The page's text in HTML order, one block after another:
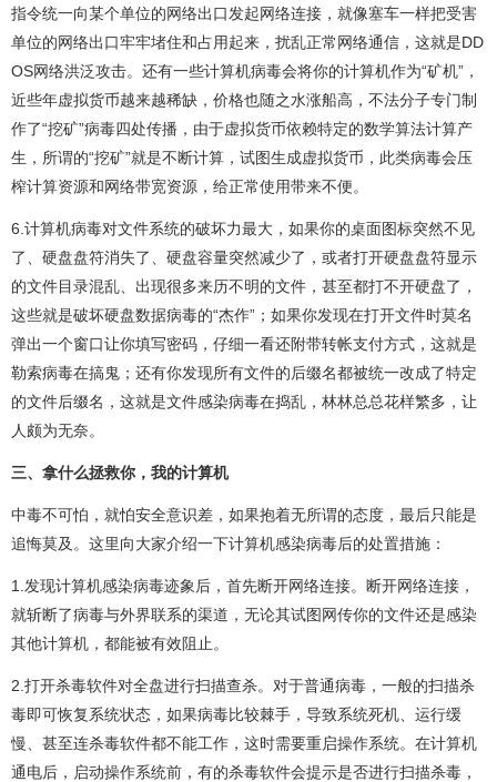
指令统一向某个单位的网络出口发起网络连接，就像塞车一样把受害
单位的网络出口牢牢堵住和占用起来，扰乱正常网络通信，这就是DD
OS网络洪泛攻击。还有一些计算机病毒会将你的计算机作为“矿机”，
近些年虚拟货币越来越稀缺，价格也随之水涨船高，不法分子专门制
作了“挖矿”病毒四处传播，由于虚拟货币依赖特定的数学算法计算产
生，所谓的“挖矿”就是不断计算，试图生成虚拟货币，此类病毒会压
榨计算资源和网络带宽资源，给正常使用带来不便。
6.计算机病毒对文件系统的破坏力最大，如果你的桌面图标突然不见
了、硬盘盘符消失了、硬盘容量突然减少了，或者打开硬盘盘符显示
的文件目录混乱、出现很多来历不明的文件，甚至都打不开硬盘了，
这些就是破坏硬盘数据病毒的“杰作”；如果你发现在打开文件时莫名
弹出一个窗口让你填写密码，仔细一看还附带转帐支付方式，这就是
勒索病毒在搞鬼；还有你发现所有文件的后缀名都被统一改成了特定
的文件后缀名，这就是文件感染病毒在捣乱，林林总总花样繁多，让
人颇为无奈。
三、拿什么拯救你，我的计算机
中毒不可怕，就怕安全意识差，如果抱着无所谓的态度，最后只能是
追悔莫及。这里向大家介绍一下计算机感染病毒后的处置措施：
1.发现计算机感染病毒迹象后，首先断开网络连接。断开网络连接，
就斩断了病毒与外界联系的渠道，无论其试图网传你的文件还是感染
其他计算机，都能被有效阻止。
2.打开杀毒软件对全盘进行扫描查杀。对于普通病毒，一般的扫描杀
毒即可恢复系统状态，如果病毒比较棘手，导致系统死机、运行缓
慢、甚至连杀毒软件都不能工作，这时需要重启操作系统。在计算机
通电后，启动操作系统前，有的杀毒软件会提示是否进行扫描杀毒，